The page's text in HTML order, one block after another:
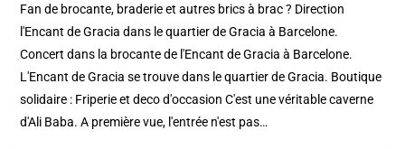
Fan de brocante, braderie et autres brics à brac ? Direction
l'Encant de Gracia dans le quartier de Gracia à Barcelone.
Concert dans la brocante de l'Encant de Gracia à Barcelone.
L'Encant de Gracia se trouve dans le quartier de Gracia. Boutique
solidaire : Friperie et deco d'occasion C'est une véritable caverne
d'Ali Baba. A première vue, l'entrée n'est pas…